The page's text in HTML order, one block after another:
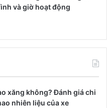
và giờ hoạt động
xăng không? Đánh giá chi
nhiên liệu của xe